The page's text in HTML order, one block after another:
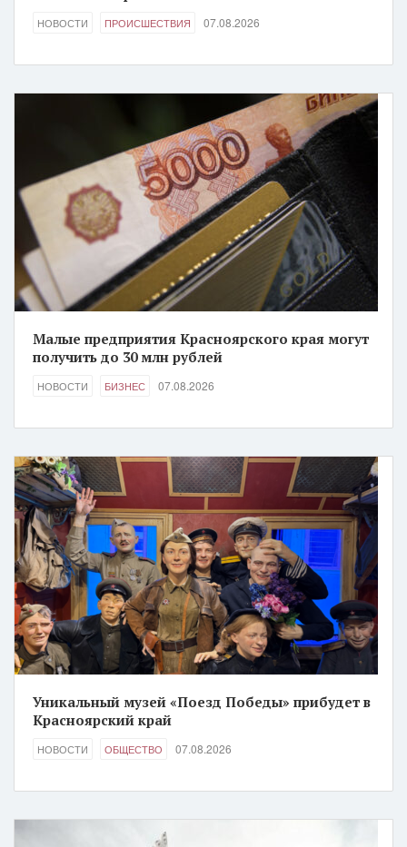
НОВОСТИ ПРОИСШЕСТВИЯ 07.08.2026
Малые предприятия Красноярского края могут
получить до 30 млн рублей
НОВОСТИ БИЗНЕС 07.08.2026
Уникальный музей «Поезд Победы» прибудет в
Красноярский край
НОВОСТИ ОБЩЕСТВО 07.08.2026